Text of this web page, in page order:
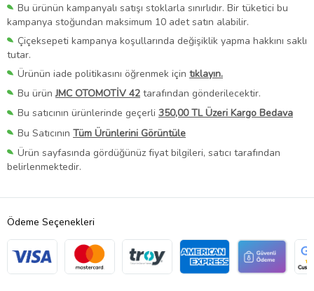
Bu ürünün kampanyalı satışı stoklarla sınırlıdır. Bir tüketici bu
kampanya stoğundan maksimum 10 adet satın alabilir.
Çiçeksepeti kampanya koşullarında değişiklik yapma hakkını saklı
tutar.
Ürünün iade politikasını öğrenmek için tıklayın.
Bu ürünJMC OTOMOTİV 42 tarafından gönderilecektir.
Bu satıcının ürünlerinde geçerli 350,00 TL Üzeri Kargo Bedava
Bu Satıcının Tüm Ürünlerini Görüntüle
Ürün sayfasında gördüğünüz fiyat bilgileri, satıcı tarafından
belirlenmektedir.
Ödeme Seçenekleri